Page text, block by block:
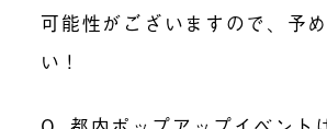
可能性がございますので、予
い！